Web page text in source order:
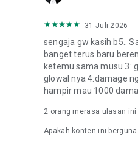
31 Juli 2026
sengaja gw kasih b5..
banget terus baru
ketemu sama musu 3:
glowal nya 4:damage
hampir mau 1000
2 orang merasa ulasan ini
Apakah konten ini